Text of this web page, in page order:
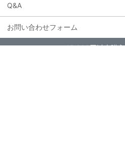
Q&A
お問い合わせフォーム
15,000円以上購